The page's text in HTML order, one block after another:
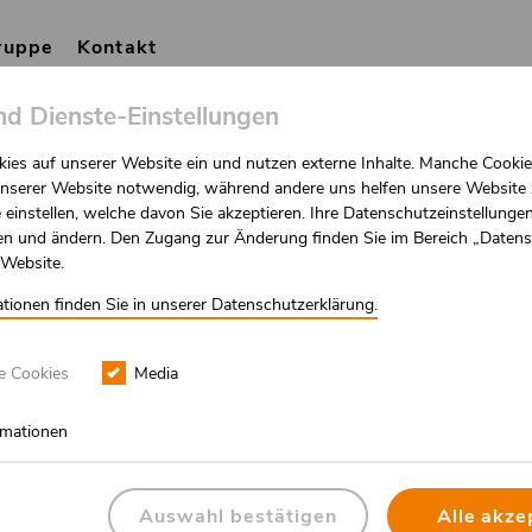
Dienste-Einstellungen
auf unserer Website ein und nutzen externe Inhalte. Manche
Website notwendig, während andere uns helfen unsere Website
einstellen, welche davon Sie akzeptieren. Ihre
und ändern. Den Zugang zur Änderung finden Sie im Bereich
finden Sie in unserer Datenschutzerklärung.
Cookies Media
Auswahl bestätigen Alle
Kontakt